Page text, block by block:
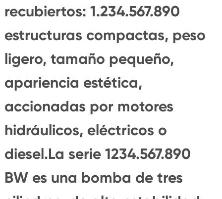
recubiertos: 1.234.567.890
estructuras compactas, peso
ligero, tamaño pequeño,
apariencia estética,
accionadas por motores
hidráulicos, eléctricos o
diesel.La serie 1234.567.890
BW es una bomba de tres